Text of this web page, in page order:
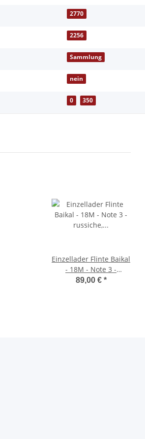
2770
2256
Sammlung
nein
0 350
Einzellader Flinte Baikal
- 18M - Note 3 -
russiche, robuste
89,00 € *